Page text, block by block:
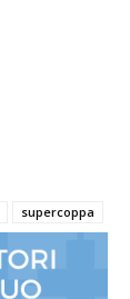
supercoppa